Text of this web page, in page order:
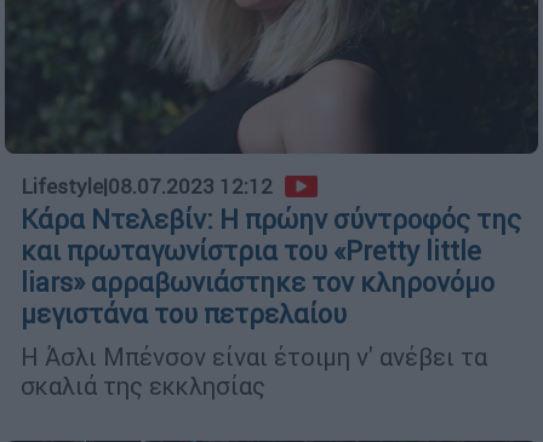
Lifestyle|08.07.2023 12:12
Κάρα Ντελεβίν: Η πρώην σύντροφός της
και πρωταγωνίστρια του «Pretty little
liars» αρραβωνιάστηκε τον κληρονόμο
μεγιστάνα του πετρελαίου
Η Άσλι Μπένσον είναι έτοιμη ν' ανέβει τα
σκαλιά της εκκλησίας